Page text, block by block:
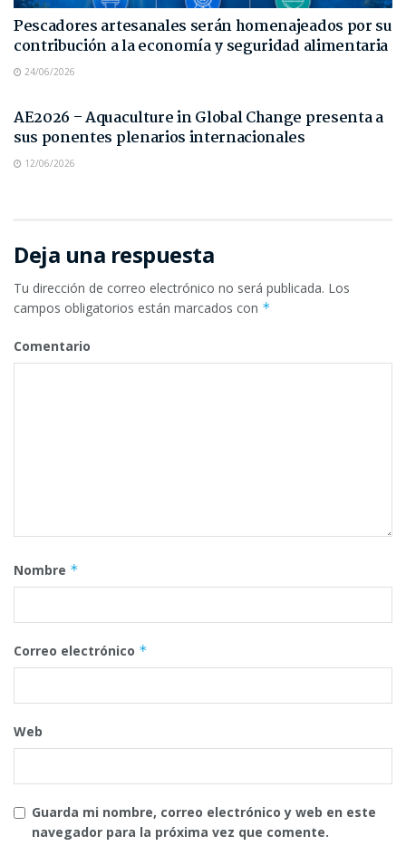
Pescadores artesanales serán homenajeados por su
contribución a la economía y seguridad alimentaria
24/06/2026
AE2026 – Aquaculture in Global Change presenta a
sus ponentes plenarios internacionales
12/06/2026
Deja una respuesta
Tu dirección de correo electrónico no será publicada. Los
campos obligatorios están marcados con *
Comentario
Nombre *
Correo electrónico *
Web
Guarda mi nombre, correo electrónico y web en este
navegador para la próxima vez que comente.